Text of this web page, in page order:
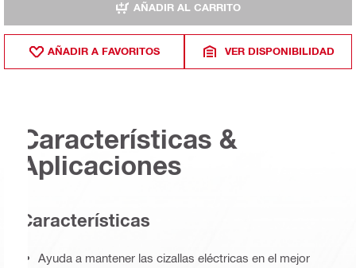
AÑADIR AL CARRITO
AÑADIR A FAVORITOS VER DISPONIBILIDAD
Características &
Aplicaciones
Características
Ayuda a mantener las cizallas eléctricas en el mejor